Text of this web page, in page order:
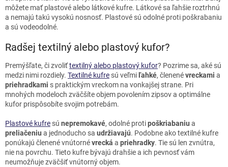
môžete mať plastové alebo látkové kufre. Látkové sa ľahšie roztrhnú
a nemajú takú vysokú nosnosť. Plastové sú odolné proti poškrabaniu
a sú vodeodolné.
Radšej textilný alebo plastový kufor?
Premýšľate, či zvoliťtextilný alebo plastový kufor? Pozrime sa, aké sú
medzi nimi rozdiely. Textilné kufre sú veľmi ľahké, členenévreckami a
priehradkami s praktickým vreckom na vonkajšej strane. Pri
mnohých modeloch zväčšíte objem povolením zipsov a optimálne
kufor prispôsobíte svojim potrebám.
Plastové kufre sú nepremokavé, odolné protipoškriabaniu a
preliačeniu a jednoducho sa udržiavajú. Podobne ako textilné kufre
ponúkajú členené vnútornévrecká a priehradky. Tie sú len zvnútra,
nie na povrchu. Tieto kufre bývajú drahšie a ich pevnosť vám
neumožňuje zväčšiť vnútorný objem.